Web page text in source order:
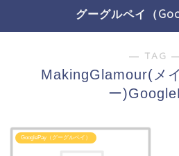
グーグルペイ（
― TAG
MakingGlamour(メ
ー
GooglePay（グーグルペイ）